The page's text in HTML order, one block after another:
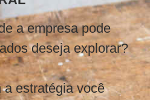
a empresa pode
deseja explorar?
a estratégia você